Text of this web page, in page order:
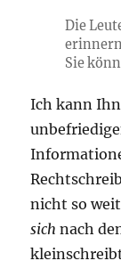
Die
Sie
Ich kann
nicht so
sich nach